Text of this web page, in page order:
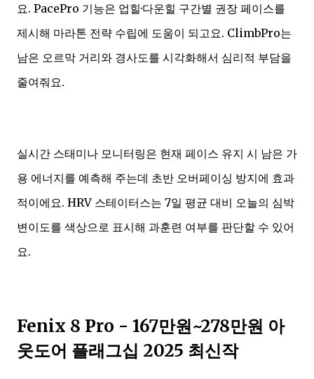
요. PacePro 기능은 업힐·다운힐 구간별 권장 페이스를
제시해 마라톤 전략 수립에 도움이 되고요. ClimbPro는
남은 오르막 거리와 경사도를 시각화해서 심리적 부담을
줄여줘요.
실시간 스태미나 모니터링은 현재 페이스 유지 시 남은 가
용 에너지를 예측해 주는데 초반 오버페이싱 방지에 효과
적이에요. HRV 스테이터스는 7일 평균 대비 오늘의 심박
변이도를 색상으로 표시해 과훈련 여부를 판단할 수 있어
요.
Fenix 8 Pro - 167만원~278만원 아
웃도어 플래그십 2025 최신작